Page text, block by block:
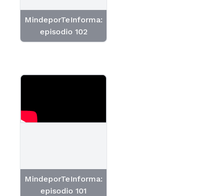
MindeporTeInforma:
episodio 102
MindeporTeInforma:
episodio 101